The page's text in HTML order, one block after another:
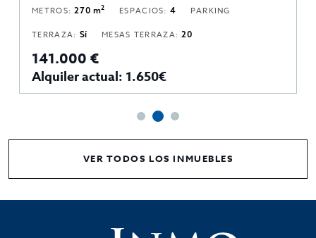
METROS:270 m2 ESPACIOS:4
PARKING
TERRAZA: Sí MESAS TERRAZA:20
141.000 €
Alquiler actual: 1.650€
VER TODOS LOS INMUEBLES